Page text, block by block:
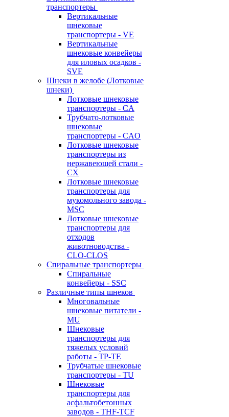
транспортеры
Вертикальные
шнековые
транспортеры - VE
Вертикальные
шнековые конвейеры
для иловых осадков -
SVE
Шнеки в желобе (Лотковые
шнеки)
Лотковые шнековые
транспортеры - CA
Трубчато-лотковые
шнековые
транспортеры - CAO
Лотковые шнековые
транспортеры из
нержавеющей стали -
CX
Лотковые шнековые
транспортеры для
мукомольного завода -
MSC
Лотковые шнековые
транспортеры для
отходов
животноводства -
CLO-CLOS
Спиральные транспортеры
Спиральные
конвейеры - SSC
Различные типы шнеков
Многовальные
шнековые питатели -
MU
Шнековые
транспортеры для
тяжелых условий
работы - TP-TE
Трубчатые шнековые
транспортеры - TU
Шнековые
транспортеры для
асфальтобетонных
заводов - THF-TCF